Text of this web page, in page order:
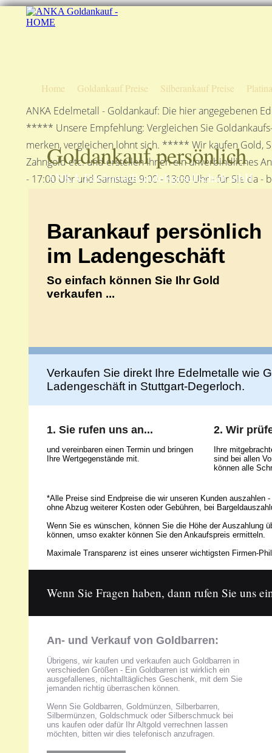
Home Goldankauf Preise Silberankauf Preise
ANKA Edelmetall - Goldankauf: Die hier angegebenen
***** Unsere Empfehlung: Vergleichen Sie
merken, vergleichen lohnt sich. ***** Wir kaufen Gold,
Zahngold etc. und erstellen Ihnen ein unverbindliches
- 17:00 Uhr und Samstags 9:00 - 13:00 Uhr - für Sie
Goldankauf persönlich
ANKA Edelmetallhandelsgesellschaft mbH
Barankauf persönlich
im Ladengeschäft
So einfach können Sie Ihr Gold
verkaufen ...
Verkaufen Sie direkt Ihre Edelmetalle wie
Ladengeschäft in Stuttgart-Degerloch.
1. Sie rufen uns an...
und vereinbaren einen Termin und bringen
Ihre Wertgegenstände mit.
2. Wir
Ihre
sind bei allen
können alle
*Alle Preise sind Endpreise die wir unseren Kunden auszahlen
ohne Abzug weiterer Kosten oder Gebühren, bei
Wenn Sie es wünschen, können Sie die Höhe der Auszahlung
können, umso exakter können Sie den Ankaufspreis ermitteln.
Maximale Transparenz ist eines unserer wichtigsten Firmen-
Wenn Sie Fragen haben, dann rufen Sie uns
An- und Verkauf von Goldbarren:
Übrigens, wir kaufen und verkaufen auch Goldbarren in
verschieden Größen - Ein Goldbarren ist wirklich ein
ausgefallenes, nichtalltägliches Geschenk, mit dem Sie
jemanden richtig überraschen können.
Wenn Sie Goldbarren, Goldmünzen, Silberbarren,
Silbermünzen, Goldschmuck oder Silberschmuck bei
uns kaufen oder dafür Ihr Altgold verrechnen lassen
möchten, bitten wir dies telefonisch anzufragen.